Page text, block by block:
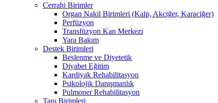
Cerrahi Birimler
Organ Nakil Birimleri (Kalp, Akciğer, Karaciğer)
Perfüzyon
Transfüzyon Kan Merkezi
Yara Bakım
Destek Birimleri
Beslenme ve Diyetetik
Diyabet Eğitim
Kardiyak Rehabilitasyon
Psikolojik Danışmanlık
Pulmoner Rehabilitasyon
Tanı Birimleri